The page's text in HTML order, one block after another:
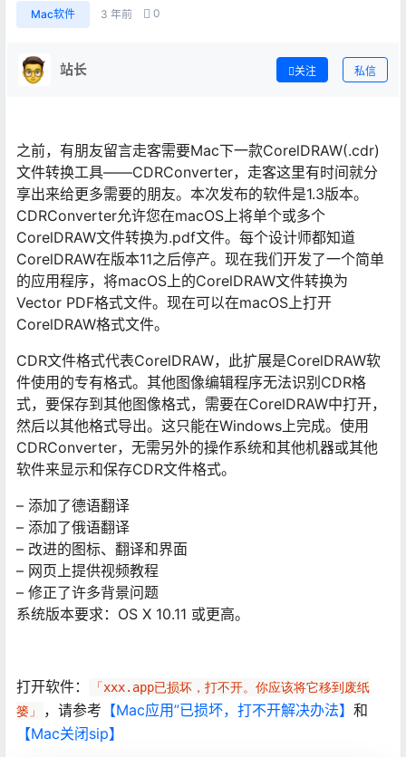
Mac软件 3 年前 0
站长 关注 私信
之前，有朋友留言走客需要Mac下一款CorelDRAW(.cdr)
文件转换工具——CDRConverter，走客这里有时间就分
享出来给更多需要的朋友。本次发布的软件是1.3版本。
CDRConverter允许您在macOS上将单个或多个
CorelDRAW文件转换为.pdf文件。每个设计师都知道
CorelDRAW在版本11之后停产。现在我们开发了一个简单
的应用程序，将macOS上的CorelDRAW文件转换为
Vector PDF格式文件。现在可以在macOS上打开
CorelDRAW格式文件。
CDR文件格式代表CorelDRAW，此扩展是CorelDRAW软
件使用的专有格式。其他图像编辑程序无法识别CDR格
式，要保存到其他图像格式，需要在CorelDRAW中打开，
然后以其他格式导出。这只能在Windows上完成。使用
CDRConverter，无需另外的操作系统和其他机器或其他
软件来显示和保存CDR文件格式。
– 添加了德语翻译
– 添加了俄语翻译
– 改进的图标、翻译和界面
– 网页上提供视频教程
– 修正了许多背景问题
系统版本要求：OS X 10.11 或更高。
打开软件：
「xxx.app已损坏，打不开。你应该将它移到废纸
篓」
，请参考 【Mac应用”已损坏，打不开解决办法】 和
【Mac关闭sip】